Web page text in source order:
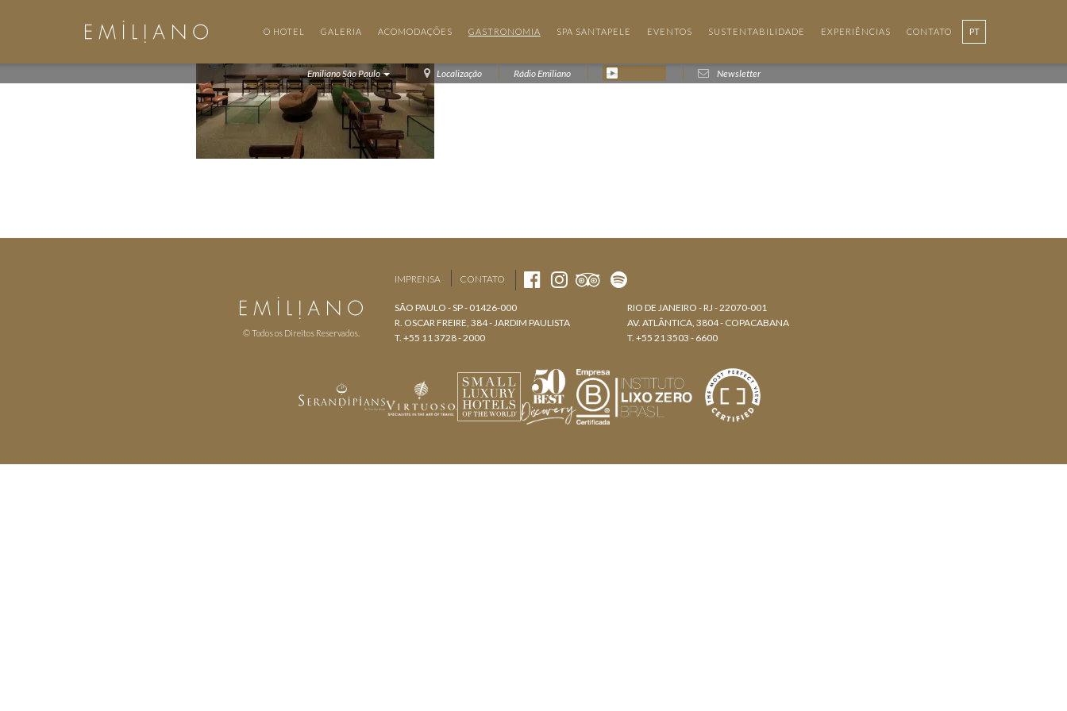
O HOTEL GALERIA ACOMODAÇÕES GASTRONOMIA SPA SANTAPELE EVENTOS SUSTENTABILIDADE EXPERIÊNCIAS CONTATO PT
Emiliano São Paulo Localização Rádio Emiliano Newsletter
© Todos os Direitos Reservados.
IMPRENSA CONTATO
SÃO PAULO - SP - 01426-000
R. OSCAR FREIRE, 384 - JARDIM PAULISTA
T. +55 11 3728 - 2000
RIO DE JANEIRO - RJ - 22070-001
AV. ATLÂNTICA, 3804 - COPACABANA
T. +55 21 3503 - 6600